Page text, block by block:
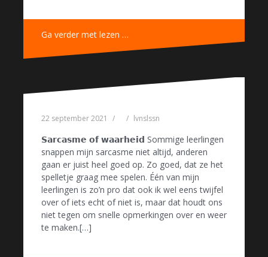
Ga verder met lezen …
22 september 2021 lvnslssn
𝗦𝗮𝗿𝗰𝗮𝘀𝗺𝗲 𝗼𝗳 𝘄𝗮𝗮𝗿𝗵𝗲𝗶𝗱 Sommige leerlingen
snappen mijn sarcasme niet altijd, anderen
gaan er juist heel goed op. Zo goed, dat ze het
spelletje graag mee spelen. Één van mijn
leerlingen is zo’n pro dat ook ik wel eens twijfel
over of iets echt of niet is, maar dat houdt ons
niet tegen om snelle opmerkingen over en weer
te maken.[…]